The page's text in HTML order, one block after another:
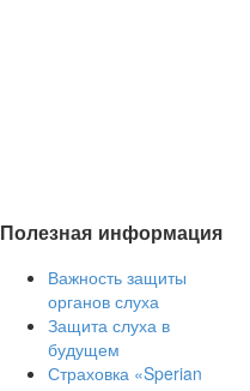
Полезная информация
Важность защиты
органов слуха
Защита слуха в
будущем
Страховка «Sperian